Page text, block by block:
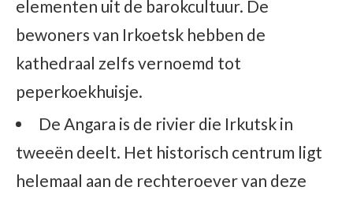
elementen uit de barokcultuur. De
bewoners van Irkoetsk hebben de
kathedraal zelfs vernoemd tot
peperkoekhuisje.
De Angara is de rivier die Irkutsk in
tweeën deelt. Het historisch centrum ligt
helemaal aan de rechteroever van deze